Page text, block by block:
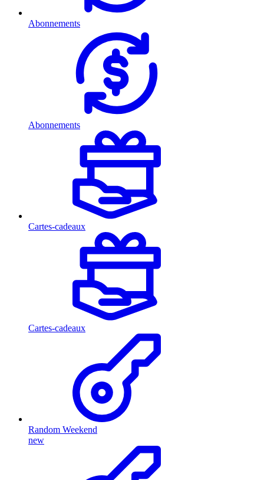
Abonnements
Abonnements
Cartes-cadeaux
Cartes-cadeaux
Random Weekend
new